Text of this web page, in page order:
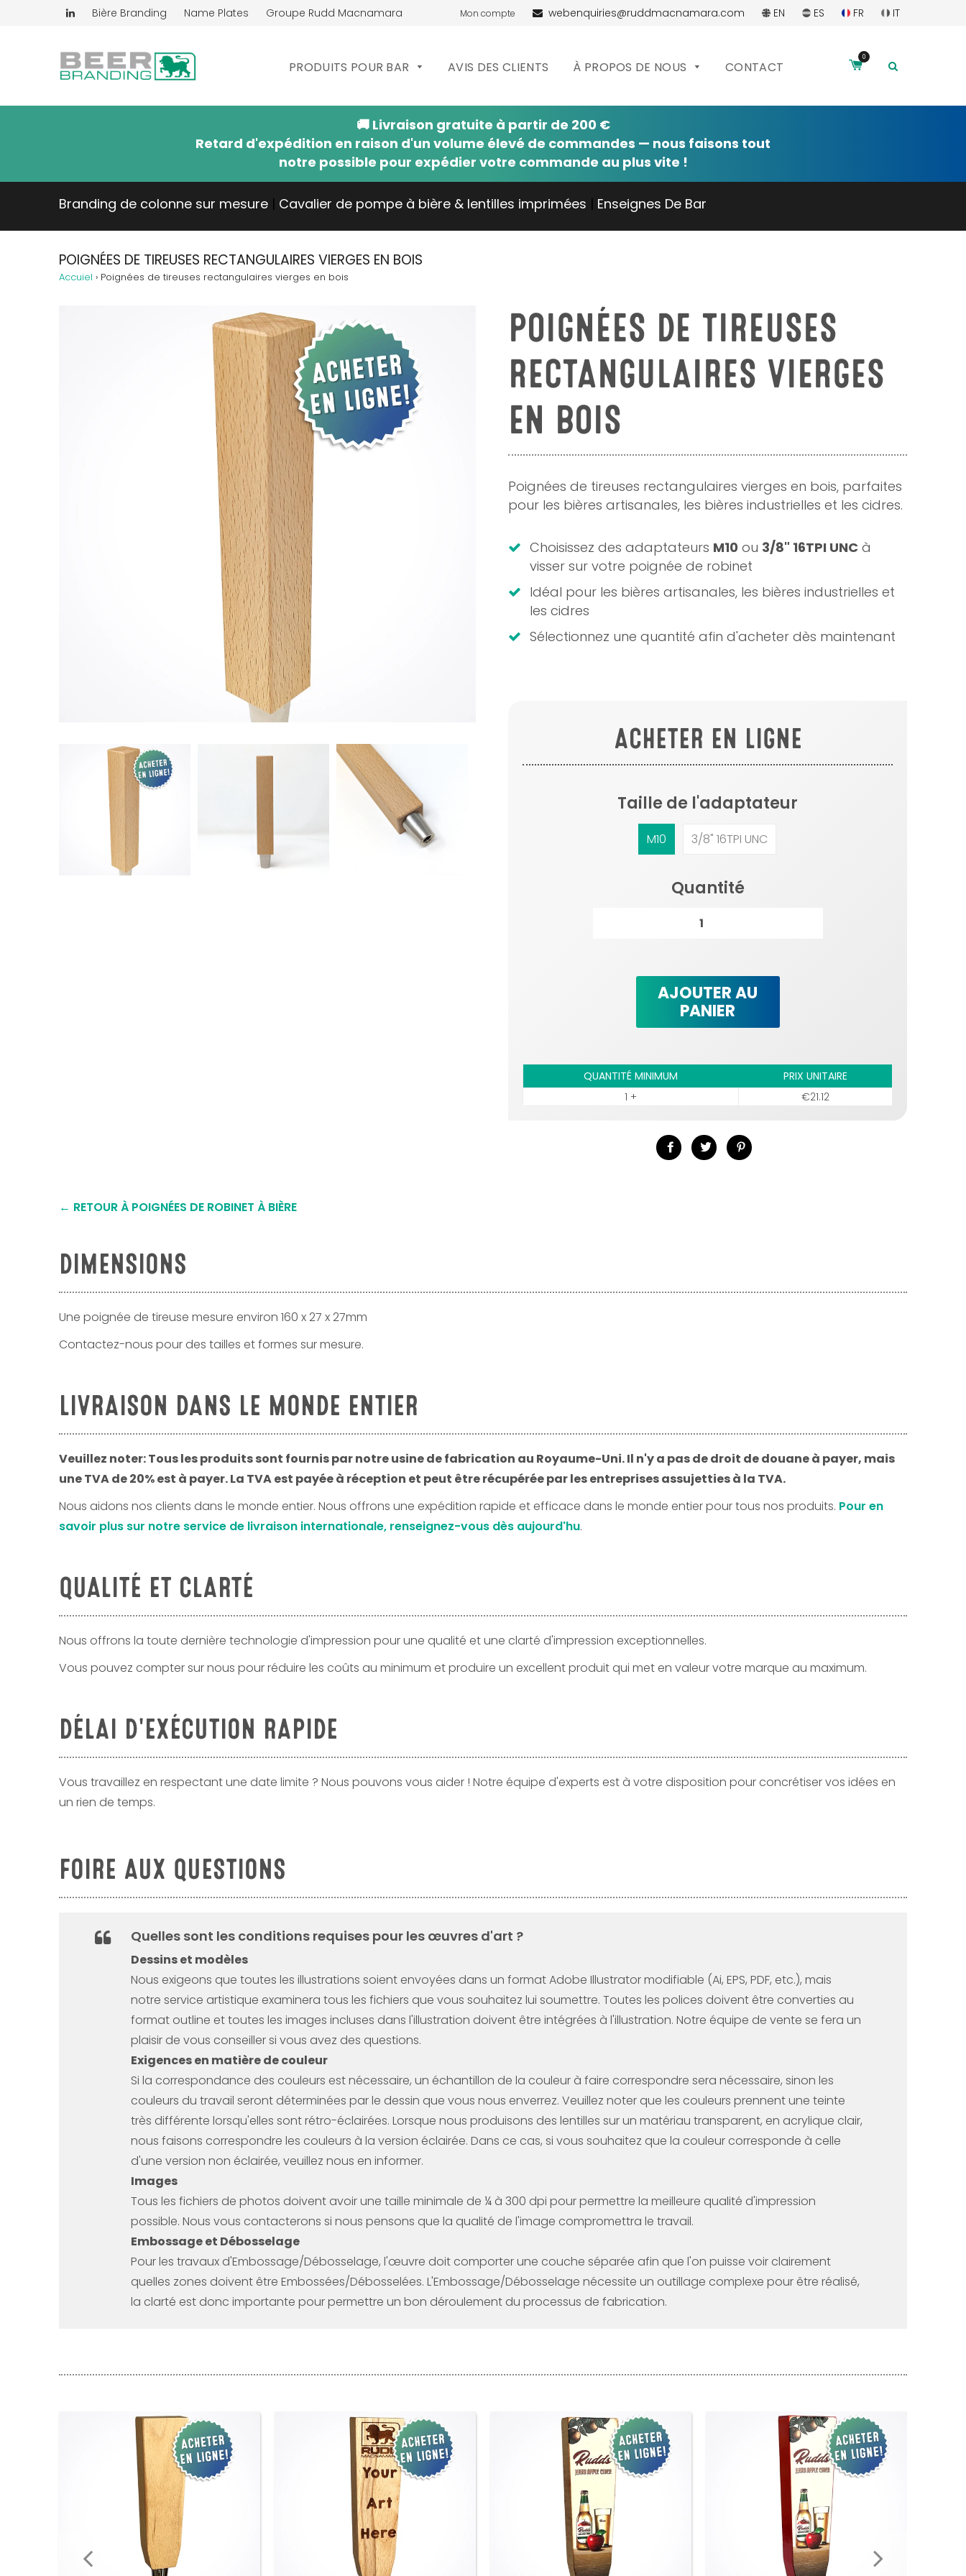
Bière Branding Name Plates Groupe Rudd Macnamara Mon compte webenquiries@ruddmacnamara.com EN ES FR IT
0
PRODUITS POUR BAR AVIS DES CLIENTS À PROPOS DE NOUS CONTACT
🚚 Livraison gratuite à partir de 200 €
Retard d'expédition en raison d'un volume élevé de commandes — nous faisons tout
notre possible pour expédier votre commande au plus vite !
Branding de colonne sur mesure | Cavalier de pompe à bière & lentilles imprimées | Enseignes De Bar
POIGNÉES DE TIREUSES RECTANGULAIRES VIERGES EN BOIS
Accuiel › Poignées de tireuses rectangulaires vierges en bois
POIGNÉES DE TIREUSES
RECTANGULAIRES VIERGES
EN BOIS
Poignées de tireuses rectangulaires vierges en bois, parfaites
pour les bières artisanales, les bières industrielles et les cidres.
Choisissez des adaptateurs M10 ou 3/8" 16TPI UNC à
visser sur votre poignée de robinet
Idéal pour les bières artisanales, les bières industrielles et
les cidres
Sélectionnez une quantité afin d'acheter dès maintenant
ACHETER EN LIGNE
Taille de l'adaptateur
M10 3/8" 16TPI UNC
Quantité
AJOUTER AU
PANIER
QUANTITÉ MINIMUM
PRIX UNITAIRE
1 +
€21.12
PartagerTweeter
← RETOUR À POIGNÉES DE ROBINET À BIÈRE
DIMENSIONS
Une poignée de tireuse mesure environ 160 x 27 x 27mm
Contactez-nous pour des tailles et formes sur mesure.
LIVRAISON DANS LE MONDE ENTIER
Veuillez noter: Tous les produits sont fournis par notre usine de fabrication au Royaume-Uni. Il n'y a pas de droit de douane à payer, mais
une TVA de 20% est à payer. La TVA est payée à réception et peut être récupérée par les entreprises assujetties à la TVA.
Nous aidons nos clients dans le monde entier. Nous offrons une expédition rapide et efficace dans le monde entier pour tous nos produits. Pour en
savoir plus sur notre service de livraison internationale, renseignez-vous dès aujourd'hu.
QUALITÉ ET CLARTÉ
Nous offrons la toute dernière technologie d'impression pour une qualité et une clarté d'impression exceptionnelles.
Vous pouvez compter sur nous pour réduire les coûts au minimum et produire un excellent produit qui met en valeur votre marque au maximum.
DÉLAI D'EXÉCUTION RAPIDE
Vous travaillez en respectant une date limite ? Nous pouvons vous aider ! Notre équipe d'experts est à votre disposition pour concrétiser vos idées en
un rien de temps.
FOIRE AUX QUESTIONS
Quelles sont les conditions requises pour les œuvres d'art ?
Dessins et modèles
Nous exigeons que toutes les illustrations soient envoyées dans un format Adobe Illustrator modifiable (Ai, EPS, PDF, etc.), mais
notre service artistique examinera tous les fichiers que vous souhaitez lui soumettre. Toutes les polices doivent être converties au
format outline et toutes les images incluses dans l'illustration doivent être intégrées à l'illustration. Notre équipe de vente se fera un
plaisir de vous conseiller si vous avez des questions.
Exigences en matière de couleur
Si la correspondance des couleurs est nécessaire, un échantillon de la couleur à faire correspondre sera nécessaire, sinon les
couleurs du travail seront déterminées par le dessin que vous nous enverrez. Veuillez noter que les couleurs prennent une teinte
très différente lorsqu'elles sont rétro-éclairées. Lorsque nous produisons des lentilles sur un matériau transparent, en acrylique clair,
nous faisons correspondre les couleurs à la version éclairée. Dans ce cas, si vous souhaitez que la couleur corresponde à celle
d'une version non éclairée, veuillez nous en informer.
Images
Tous les fichiers de photos doivent avoir une taille minimale de ¼ à 300 dpi pour permettre la meilleure qualité d'impression
possible. Nous vous contacterons si nous pensons que la qualité de l'image compromettra le travail.
Embossage et Débosselage
Pour les travaux d'Embossage/Débosselage, l'œuvre doit comporter une couche séparée afin que l'on puisse voir clairement
quelles zones doivent être Embossées/Débosselées. L'Embossage/Débosselage nécessite un outillage complexe pour être réalisé,
la clarté est donc importante pour permettre un bon déroulement du processus de fabrication.